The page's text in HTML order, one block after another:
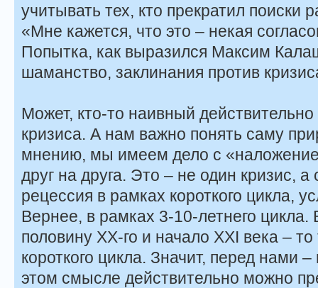
учитывать тех, кто прекратил поиски
«Мне кажется, что это – некая
Попытка, как выразился Максим
шаманство, заклинания против
Может, кто-то наивный
кризиса. А нам важно понять саму
мнению, мы имеем дело с
друг на друга. Это – не один кризис,
рецессия в рамках короткого цикла,
Вернее, в рамках 3-10-летнего цикла.
половину ХХ-го и начало XXI века –
короткого цикла. Значит, перед нами
этом смысле действительно можно